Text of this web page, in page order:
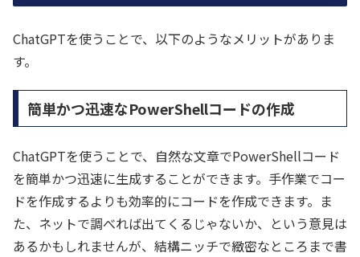
ChatGPTを使うことで、以下のようなメリットがありま
す。
簡単かつ迅速なPowerShellコードの作成
ChatGPTを使うことで、自然な文章でPowerShellコード
を簡単かつ迅速に生成することができます。手作業でコー
ドを作成するよりも効率的にコードを作成できます。ま
た、ネットで調べれば出てくるじゃないか、という意見は
あるかもしれませんが、結構ニッチで緻密なところまで書